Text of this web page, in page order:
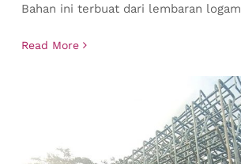
Bahan ini terbuat dari lembaran logam
Read More